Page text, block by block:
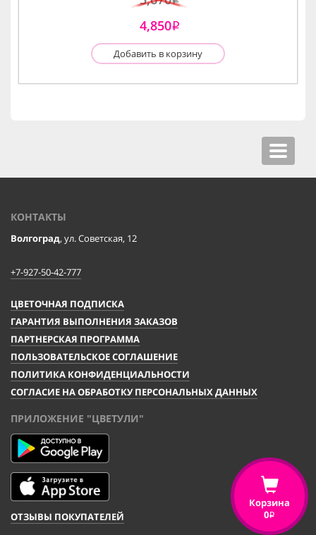
4,850i
Добавить в корзину
Toggle
КОНТАКТЫ
Волгоград, ул. Советская, 12
+7-927-50-42-777
ЦВЕТОЧНАЯ ПОДПИСКА
ГАРАНТИЯ ВЫПОЛНЕНИЯ ЗАКАЗОВ
ПАРТНЕРСКАЯ ПРОГРАММА
ПОЛЬЗОВАТЕЛЬСКОЕ СОГЛАШЕНИЕ
ПОЛИТИКА КОНФИДЕНЦИАЛЬНОСТИ
СОГЛАСИЕ НА ОБРАБОТКУ ПЕРСОНАЛЬНЫХ ДАННЫХ
ПРИЛОЖЕНИЕ "ЦВЕТУЛИ"
ОТЗЫВЫ ПОКУПАТЕЛЕЙ
Корзина
0i